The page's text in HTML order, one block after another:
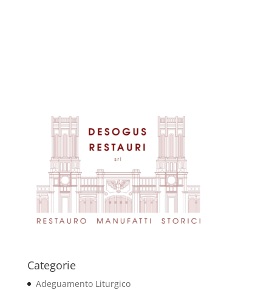
Categorie
Adeguamento Liturgico